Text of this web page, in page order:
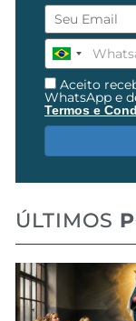
Aceito
WhatsApp e
Termos e
ÚLTIMOS